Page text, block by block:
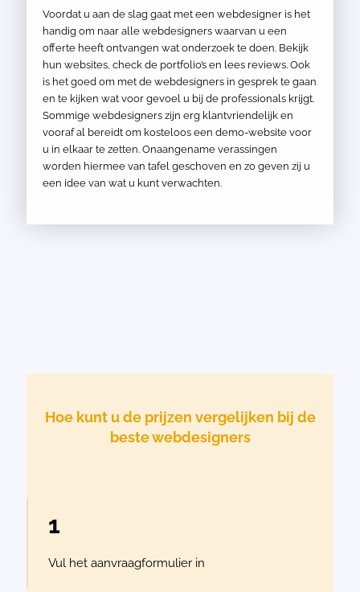
Voordat u aan de slag gaat met een webdesigner is het
handig om naar alle webdesigners waarvan u een
offerte heeft ontvangen wat onderzoek te doen. Bekijk
hun websites, check de portfolio’s en lees reviews. Ook
is het goed om met de webdesigners in gesprek te gaan
en te kijken wat voor gevoel u bij de professionals krijgt.
Sommige webdesigners zijn erg klantvriendelijk en
vooraf al bereidt om kosteloos een demo-website voor
u in elkaar te zetten. Onaangename verassingen
worden hiermee van tafel geschoven en zo geven zij u
een idee van wat u kunt verwachten.
Hoe kunt u de prijzen vergelijken bij de
beste webdesigners
1
Vul het aanvraagformulier in